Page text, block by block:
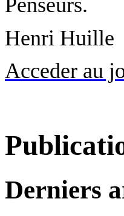
Henri Huille
Acceder au
Derniers